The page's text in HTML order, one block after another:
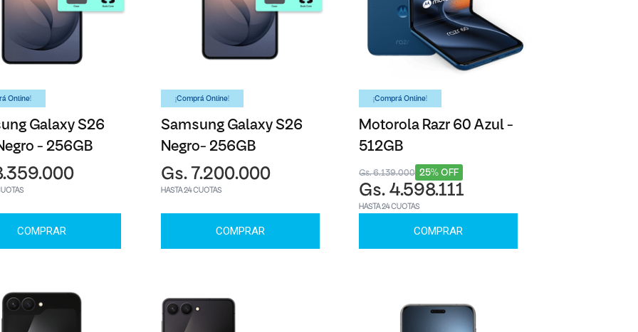
Online!
Galaxy S26
- 256GB
COMPRAR
¡Comprá Online!
Samsung Galaxy S26
Negro- 256GB
Gs. 7.200.000
HASTA 24 CUOTAS
COMPRAR
¡Comprá Online!
Motorola Razr 60 Azul -
512GB
25% OFF
Gs. 6.139.000
Gs. 4.598.111
HASTA 24 CUOTAS
COMPRAR